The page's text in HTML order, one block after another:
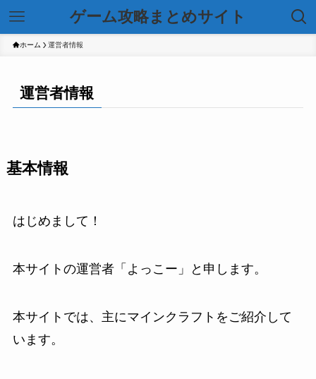
ゲーム攻略まとめサイト
ホーム 運営者情報
運営者情報
基本情報
はじめまして！
本サイトの運営者「よっこー」と申します。
本サイトでは、主にマインクラフトをご紹介して
います。